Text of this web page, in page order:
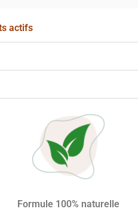
actifs
Formule 100% naturelle